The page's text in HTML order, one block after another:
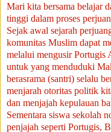
Mari kita bersama belajar
tinggi dalam proses
Sejak awal sejarah
komunitas Muslim dapat
melalui mengusir Portugis
untuk yang menduduki
berasrama (santri) selalu
menjarah otoritas politik
dan menjajah kepulauan
Sementara siswa sekolah
penjajah seperti Portugis,